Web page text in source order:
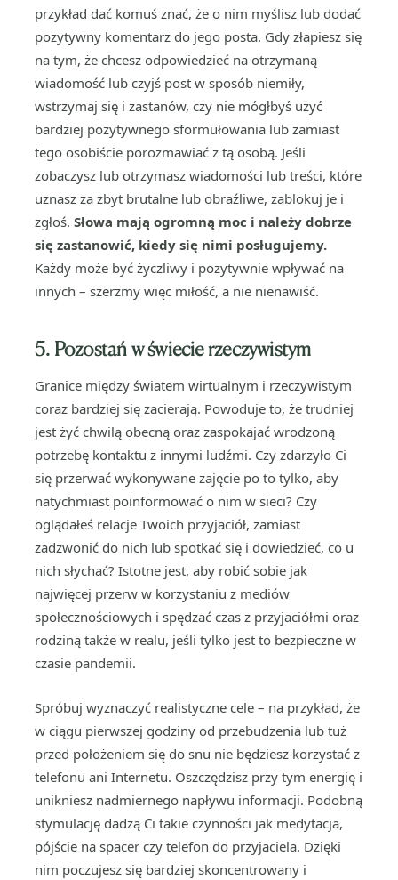
przykład dać komuś znać, że o nim myślisz lub dodać
pozytywny komentarz do jego posta. Gdy złapiesz się
na tym, że chcesz odpowiedzieć na otrzymaną
wiadomość lub czyjś post w sposób niemiły,
wstrzymaj się i zastanów, czy nie mógłbyś użyć
bardziej pozytywnego sformułowania lub zamiast
tego osobiście porozmawiać z tą osobą. Jeśli
zobaczysz lub otrzymasz wiadomości lub treści, które
uznasz za zbyt brutalne lub obraźliwe, zablokuj je i
zgłoś. Słowa mają ogromną moc i należy dobrze
się zastanowić, kiedy się nimi posługujemy.
Każdy może być życzliwy i pozytywnie wpływać na
innych – szerzmy więc miłość, a nie nienawiść.
5. Pozostań w świecie rzeczywistym
Granice między światem wirtualnym i rzeczywistym
coraz bardziej się zacierają. Powoduje to, że trudniej
jest żyć chwilą obecną oraz zaspokajać wrodzoną
potrzebę kontaktu z innymi ludźmi. Czy zdarzyło Ci
się przerwać wykonywane zajęcie po to tylko, aby
natychmiast poinformować o nim w sieci? Czy
oglądałeś relacje Twoich przyjaciół, zamiast
zadzwonić do nich lub spotkać się i dowiedzieć, co u
nich słychać? Istotne jest, aby robić sobie jak
najwięcej przerw w korzystaniu z mediów
społecznościowych i spędzać czas z przyjaciółmi oraz
rodziną także w realu, jeśli tylko jest to bezpieczne w
czasie pandemii.
Spróbuj wyznaczyć realistyczne cele – na przykład, że
w ciągu pierwszej godziny od przebudzenia lub tuż
przed położeniem się do snu nie będziesz korzystać z
telefonu ani Internetu. Oszczędzisz przy tym energię i
unikniesz nadmiernego napływu informacji. Podobną
stymulację dadzą Ci takie czynności jak medytacja,
pójście na spacer czy telefon do przyjaciela. Dzięki
nim poczujesz się bardziej skoncentrowany i